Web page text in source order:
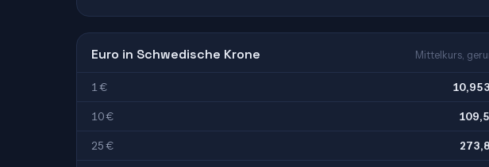
Euro in Schwedische Krone Mittelkurs,
1 €
10 €
25 €